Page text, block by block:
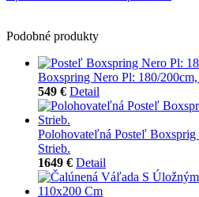
Podobné produkty
Boxspring Nero Pl: 180/
549 € Detail
Polohovateľná Posteľ
Strieb.
1649 € Detail